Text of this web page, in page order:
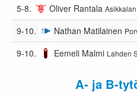
5-8. Oliver Rantala
9-10. Nathan Matilainen
9-10. Eemeli Malmi Lahden
A- ja B-